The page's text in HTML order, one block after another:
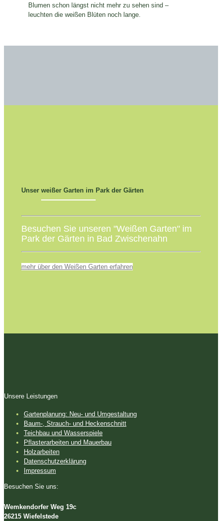
Blumen schon längst nicht mehr zu sehen sind –
leuchten die weißen Blüten noch lange.
Unser weißer Garten im Park der Gärten
Besuchen Sie unseren "Weißen Garten" im
Park der Gärten in Bad Zwischenahn
mehr über den Weißen Garten erfahren
Unsere Leistungen
Gartenplanung: Neu- und Umgestaltung
Baum-, Strauch- und Heckenschnitt
Teichbau und Wasserspiele
Pflasterarbeiten und Mauerbau
Holzarbeiten
Datenschutzerklärung
Impressum
Besuchen Sie uns:
Wemkendorfer Weg 19c
26215 Wiefelstede